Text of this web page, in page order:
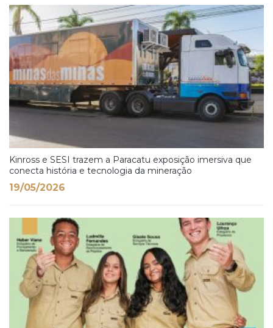
Kinross e SESI trazem a Paracatu exposição imersiva que
conecta história e tecnologia da mineração
19/05/2026